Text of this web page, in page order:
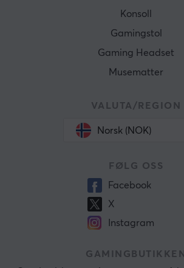
Konsoll
Gamingstol
Gaming Headset
Musematter
VALUTA/REGION
Norsk (NOK)
FØLG OSS
Facebook
X
Instagram
GAMINGBUTIKKEN